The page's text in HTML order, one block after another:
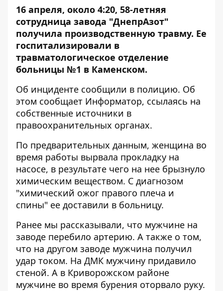
16 апреля, около 4:20, 58-летняя
сотрудница завода "ДнепрАзот"
получила производственную травму. Ее
госпитализировали в
травматологическое отделение
больницы №1 в Каменском.
Об инциденте сообщили в полицию. Об
этом сообщает Информатор, ссылаясь на
собственные источники в
правоохранительных органах.
По предварительных данным, женщина во
время работы вырвала прокладку на
насосе, в результате чего на нее брызнуло
химическим веществом. С диагнозом
"химический ожог правого плеча и
спины" ее доставили в больницу.
Ранее мы рассказывали, что мужчине на
заводе перебило артерию. А также о том,
что на другом заводе мужчина получил
удар током. На ДМК мужчину придавило
стеной. А в Криворожском районе
мужчине во время бурения оторвало руку.